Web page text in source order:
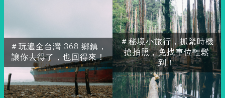
＃玩遍全台灣 368 鄉鎮，
讓你去得了，也回得來！
＃秘境小旅行，抓緊時機
搶拍照，免找車位輕鬆
到！